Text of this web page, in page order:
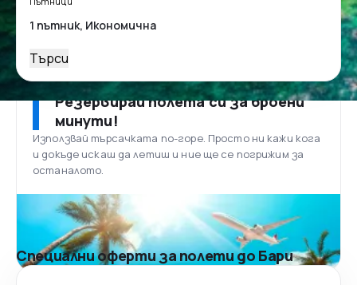
Търси
Резервирай полета си за броени
минути!
Използвай търсачката по-горе. Просто ни кажи кога
и докъде искаш да летиш и ние ще се погрижим за
останалото.
Специални оферти за полети до Бари